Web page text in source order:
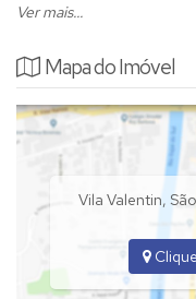
Ver mais...
Mapa do Imóvel
Vila Valentin,